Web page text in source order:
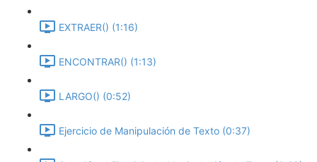
EXTRAER() (1:16)
ENCONTRAR() (1:13)
LARGO() (0:52)
Ejercicio de Manipulación de Texto (0:37)